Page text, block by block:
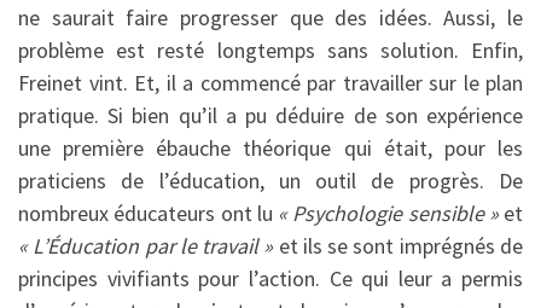
ne saurait faire progresser que des idées. Aussi, le
problème est resté longtemps sans solution. Enfin,
Freinet vint. Et, il a commencé par travailler sur le plan
pratique. Si bien qu’il a pu déduire de son expérience
une première ébauche théorique qui était, pour les
praticiens de l’éducation, un outil de progrès. De
nombreux éducateurs ont lu « Psychologie sensible »et
« L’Éducation par le travail » et ils se sont imprégnés de
principes vivifiants pour l’action. Ce qui leur a permis